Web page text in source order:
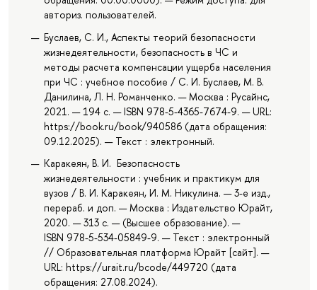
авториз. пользователей.
Буслаев, С. И., Аспекты теорий безопасности
жизнедеятельности, безопасность в ЧС и
методы расчета компенсации ущерба населения
при ЧС : учебное пособие / С. И. Буслаев, М. В.
Данилина, Л. Н. Романченко. — Москва : Русайнс,
2021. — 194 с. — ISBN 978-5-4365-7674-9. — URL:
https://book.ru/book/940586 (дата обращения:
09.12.2025). — Текст : электронный.
Каракеян, В. И. Безопасность
жизнедеятельности : учебник и практикум для
вузов / В. И. Каракеян, И. М. Никулина. — 3-е изд.,
перераб. и доп. — Москва : Издательство Юрайт,
2020. — 313 с. — (Высшее образование). —
ISBN 978-5-534-05849-9. — Текст : электронный
// Образовательная платформа Юрайт [сайт]. —
URL: https://urait.ru/bcode/449720 (дата
обращения: 27.08.2024).